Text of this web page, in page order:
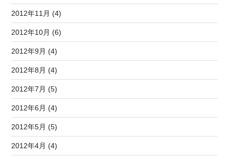
2012年11月 (4)
2012年10月 (6)
2012年9月 (4)
2012年8月 (4)
2012年7月 (5)
2012年6月 (4)
2012年5月 (5)
2012年4月 (4)